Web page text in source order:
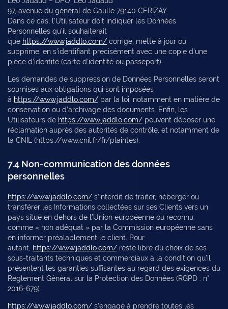
97, avenue du général de Gaulle 79140 CERIZAY.
Dans ce cas, l’Utilisateur doit indiquer les Données
Personnelles qu’il souhaiterait
que https://www.jaddlo.com/ corrige, mette à jour ou
supprime, en s’identifiant précisément avec une copie d’une
pièce d’identité (carte d’identité ou passeport).
Les demandes de suppression de Données Personnelles seront
soumises aux obligations qui sont imposées
à https://www.jaddlo.com/ par la loi, notamment en matière de
conservation ou d’archivage des documents. Enfin, les
Utilisateurs de https://www.jaddlo.com/ peuvent déposer une
réclamation auprès des autorités de contrôle, et notamment de
la CNIL (https://www.cnil.fr/fr/plaintes).
7.4 Non-communication des données
personnelles
https://www.jaddlo.com/ s’interdit de traiter, héberger ou
transférer les Informations collectées sur ses Clients vers un
pays situé en dehors de l’Union européenne ou reconnu
comme « non adéquat » par la Commission européenne sans
en informer préalablement le client. Pour
autant, https://www.jaddlo.com/ reste libre du choix de ses
sous-traitants techniques et commerciaux à la condition qu’il
présentent les garanties suffisantes au regard des exigences du
Règlement Général sur la Protection des Données (RGPD : n°
2016-679).
https://www.jaddlo.com/ s’engage à prendre toutes les